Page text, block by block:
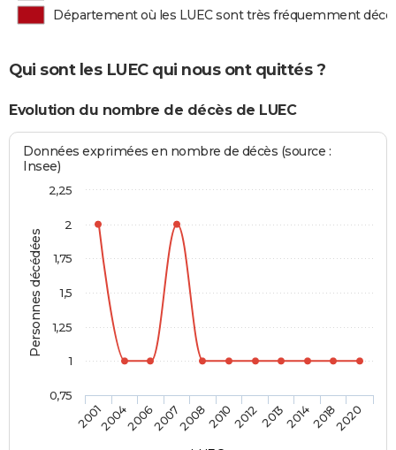
Département où les LUEC sont très fréquemment
Qui sont les LUEC qui nous ont quittés ?
Evolution du nombre de décès de LUEC
Personnes décédées
Données exprimées en nombre de décès (source :
Insee)
20012004200620072008201020122013201420182020
0,75
1
1,25
1,5
1,75
2
2,25